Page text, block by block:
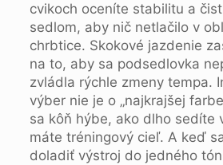
cvikoch oceníte stabilitu a
sedlom, aby nič netlačilo v
chrbtice. Skokové jazdenie
na to, aby sa podsedlovka
zvládla rýchle zmeny tempa.
výber nie je o „najkrajšej
sa kôň hýbe, ako dlho sedíte
máte tréningový cieľ. A keď
doladiť výstroj do jedného